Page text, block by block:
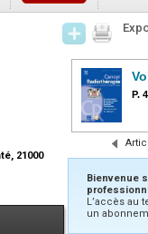
21000
P.
Bienvenue
L’accès au
un